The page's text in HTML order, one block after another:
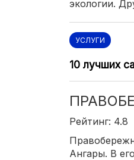
экологии.
УСЛУГИ
10 лучших
Рейтинг: 4.8
Ангары. В